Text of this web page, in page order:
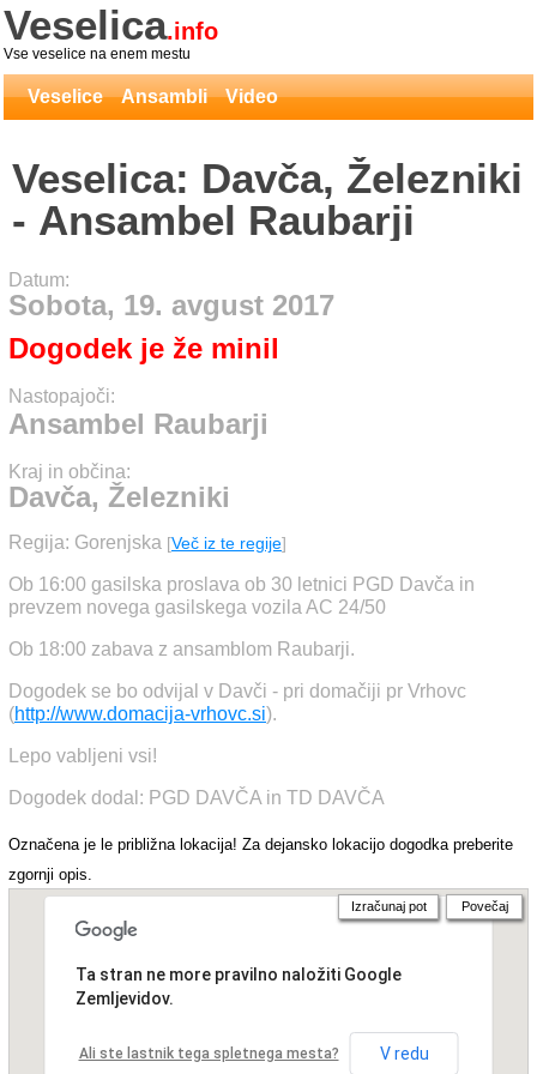
Veselica.info
Vse veselice na enem mestu
Veselice Ansambli Video
Veselica: Davča, Železniki
- Ansambel Raubarji
Datum:
Sobota, 19. avgust 2017
Dogodek je že minil
Nastopajoči:
Ansambel Raubarji
Kraj in občina:
Davča, Železniki
Regija: Gorenjska [Več iz te regije]
Ob 16:00 gasilska proslava ob 30 letnici PGD Davča in
prevzem novega gasilskega vozila AC 24/50
Ob 18:00 zabava z ansamblom Raubarji.
Dogodek se bo odvijal v Davči - pri domačiji pr Vrhovc
(http://www.domacija-vrhovc.si).
Lepo vabljeni vsi!
Dogodek dodal: PGD DAVČA in TD DAVČA
Označena je le približna lokacija! Za dejansko lokacijo dogodka preberite
zgornji opis.
Ta stran ne more pravilno naložiti Google
Zemljevidov.
Ali ste lastnik tega spletnega mesta? V redu
Izračunaj pot Povečaj